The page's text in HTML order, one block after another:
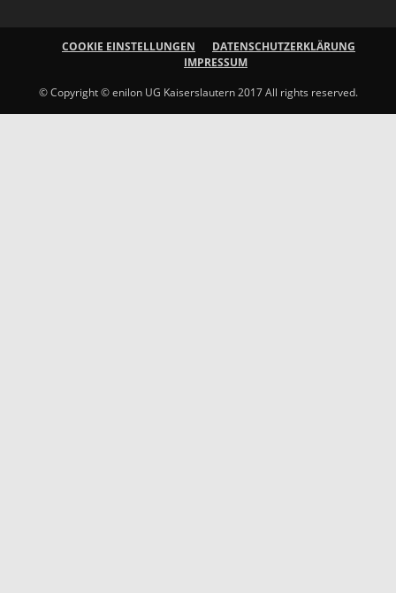
COOKIE EINSTELLUNGEN
DATENSCHUTZERKLÄRUNG
IMPRESSUM
© Copyright © enilon UG Kaiserslautern 2017 All rights reserved.